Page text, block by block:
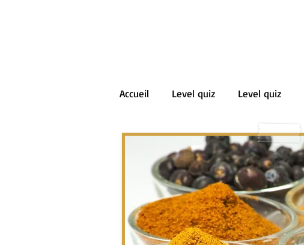
Accueil Level quiz Level quiz